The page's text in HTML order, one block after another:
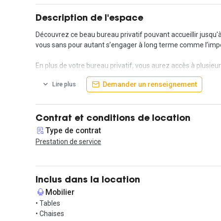
Description de l'espace
Découvrez ce beau bureau privatif pouvant accueillir
vous sans pour autant s’engager à long terme comme
En plus de votre bureau privatif, vous aurez accès à
L'immeuble dans lequel est situé cet espace bénéficie
Focalisez vous sur la croissance de votre entreprise, tout
Office Manager dédié est en charge du bon
Dépôt de garantie de 3 mois
Prélèvement trimestriel
Lire plus Demander un renseignement
Contrat et conditions de location
Type de contrat
Prestation de service
Inclus dans la location
Mobilier
• Tables
• Chaises